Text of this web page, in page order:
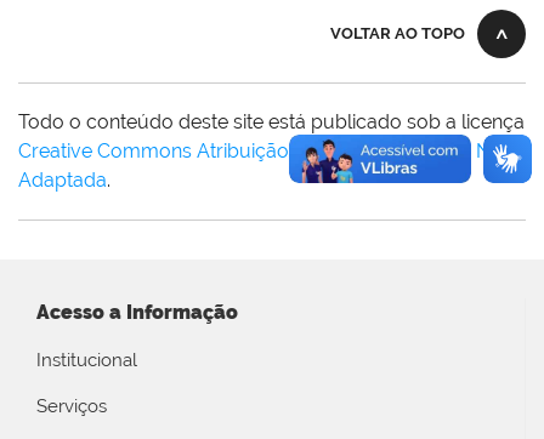
VOLTAR AO TOPO
Todo o conteúdo deste site está publicado sob a licença
Creative Commons Atribuição-SemDerivações 3.0 Não
Adaptada.
Acesso a Informação
Institucional
Serviços